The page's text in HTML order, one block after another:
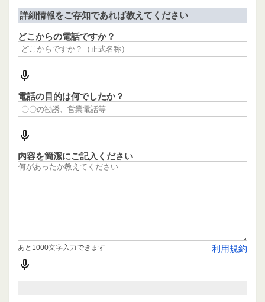
詳細情報をご存知であれば教えてください
どこからの電話ですか？
電話の目的は何でしたか？
内容を簡潔にご記入ください
利用規約
あと1000文字入力できます